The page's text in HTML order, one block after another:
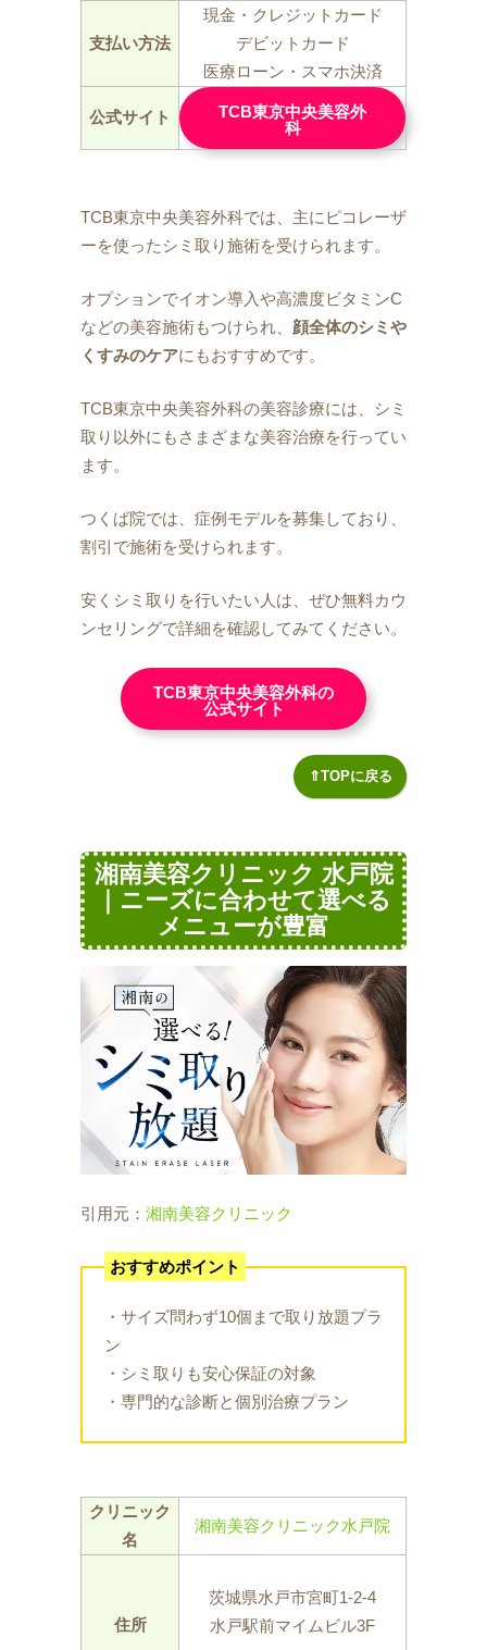
支払い方法
現金・クレジットカード
デビットカード
医療ローン・スマホ決済
公式サイト
TCB東京中央美容外
科
TCB東京中央美容外科では、主にピコレーザ
ーを使ったシミ取り施術を受けられます。
オプションでイオン導入や高濃度ビタミンC
などの美容施術もつけられ、 顔全体のシミや
くすみのケアにもおすすめです。
TCB東京中央美容外科の美容診療には、シミ
取り以外にもさまざまな美容治療を行ってい
ます。
つくば院では、症例モデルを募集しており、
割引で施術を受けられます。
安くシミ取りを行いたい人は、ぜひ無料カウ
ンセリングで詳細を確認してみてください。
TCB東京中央美容外科の
公式サイト
⇑TOPに戻る
湘南美容クリニック 水戸院
｜ニーズに合わせて選べる
メニューが豊富
引用元： 湘南美容クリニック
おすすめポイント
・サイズ問わず10個まで取り放題プラ
ン
・シミ取りも安心保証の対象
・専門的な診断と個別治療プラン
クリニック
名
湘南美容クリニック水戸院
住所
茨城県水戸市宮町1‐2‐4
水戸駅前マイムビル3F